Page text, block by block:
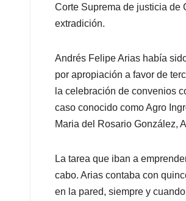
Corte Suprema de justicia de
extradición.
Andrés Felipe Arias había
por apropiación a favor de
la celebración de convenios
caso conocido como Agro
Maria del Rosario González,
La tarea que iban a
cabo. Arias contaba con
en la pared, siempre y